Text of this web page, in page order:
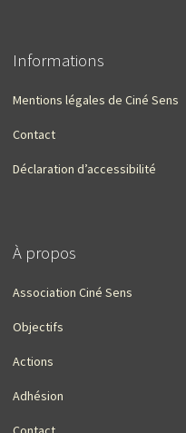
Informations
Mentions légales de Ciné Sens
Contact
Déclaration d’accessibilité
À propos
Association Ciné Sens
Objectifs
Actions
Adhésion